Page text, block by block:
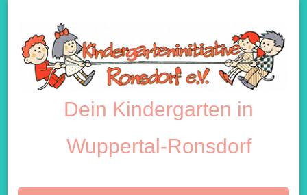
Dein Kindergarten in
Wuppertal-Ronsdorf